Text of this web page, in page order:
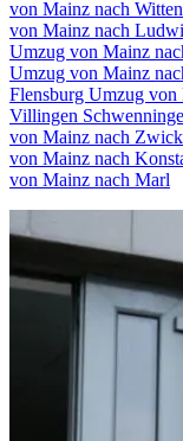
von Mainz nach Witten
von Mainz nach
Umzug von Mainz
Umzug von Mainz
Flensburg Umzug von
Villingen
von Mainz nach
von Mainz nach
von Mainz nach Marl